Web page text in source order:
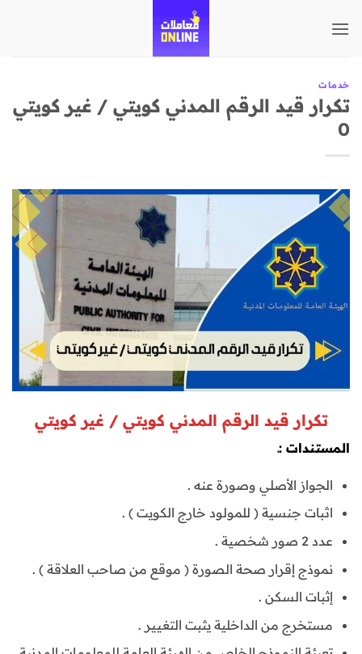
للمحتوى
خدمات
تكرار قيد الرقم المدني كويتي / غير كويتي
0
تكرار قيد الرقم المدني كويتي / غير كويتي
المستندات :ـ
الجواز الأصلي وصورة عنه .
اثبات جنسية ( للمولود خارج الكويت ) .
عدد 2 صور شخصية .
نموذج إقرار صحة الصورة ( موقع من صاحب العلاقة ) .
إثبات السكن .
مستخرج من الداخلية يثبت التغيير .